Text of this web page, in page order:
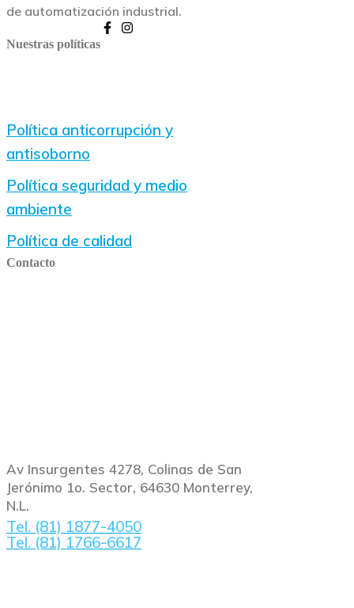
de automatización industrial.
Nuestras políticas
Política anticorrupción y
antisoborno
Política seguridad y medio
ambiente
Política de calidad
Contacto
Av Insurgentes 4278, Colinas de San
Jerónimo 1o. Sector, 64630 Monterrey,
N.L.
Tel. (81) 1877-4050
Tel. (81) 1766-6617